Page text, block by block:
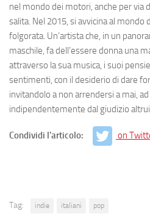
nel mondo dei motori, anche per via
salita. Nel 2015, si avvicina al
folgorata. Un’artista che, in un
maschile, fa dell’essere donna una
attraverso la sua musica, i suoi
sentimenti, con il desiderio di dare
invitandolo a non arrendersi a mai,
indipendentemente dal giudizio
Condividi l'articolo: on
Tag: indie italiani pop